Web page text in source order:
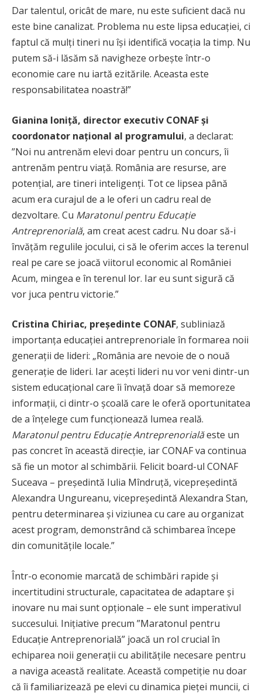
Dar talentul, oricât de mare, nu este suficient dacă nu
este bine canalizat. Problema nu este lipsa educației, ci
faptul că mulți tineri nu își identifică vocația la timp. Nu
putem să-i lăsăm să navigheze orbește într-o
economie care nu iartă ezitările. Aceasta este
responsabilitatea noastră!”
Gianina Ioniță, director executiv CONAF și
coordonator național al programului, a declarat:
”Noi nu antrenăm elevi doar pentru un concurs, îi
antrenăm pentru viață. România are resurse, are
potențial, are tineri inteligenți. Tot ce lipsea până
acum era curajul de a le oferi un cadru real de
dezvoltare. Cu Maratonul pentru Educație
Antreprenorială, am creat acest cadru. Nu doar să-i
învățăm regulile jocului, ci să le oferim acces la terenul
real pe care se joacă viitorul economic al României
Acum, mingea e în terenul lor. Iar eu sunt sigură că
vor juca pentru victorie.”
Cristina Chiriac, președinte CONAF, subliniază
importanța educației antreprenoriale în formarea noii
generații de lideri: „România are nevoie de o nouă
generație de lideri. Iar acești lideri nu vor veni dintr-un
sistem educațional care îi învață doar să memoreze
informații, ci dintr-o școală care le oferă oportunitatea
de a înțelege cum funcționează lumea reală.
Maratonul pentru Educație Antreprenorialăeste un
pas concret în această direcție, iar CONAF va continua
să fie un motor al schimbării. Felicit board-ul CONAF
Suceava – președintă Iulia Mîndruță, vicepreședintă
Alexandra Ungureanu, vicepreședintă Alexandra Stan,
pentru determinarea și viziunea cu care au organizat
acest program, demonstrând că schimbarea începe
din comunitățile locale.”
Într-o economie marcată de schimbări rapide și
incertitudini structurale, capacitatea de adaptare și
inovare nu mai sunt opționale – ele sunt imperativul
succesului. Inițiative precum ”Maratonul pentru
Educație Antreprenorială” joacă un rol crucial în
echiparea noii generații cu abilitățile necesare pentru
a naviga această realitate. Această competiție nu doar
că îi familiarizează pe elevi cu dinamica pieței muncii, ci